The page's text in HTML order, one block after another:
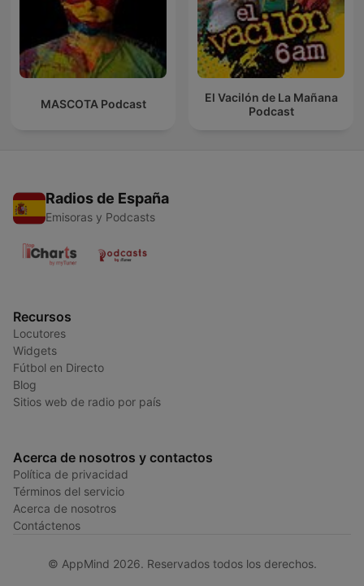
MASCOTA Podcast
El Vacilón de La Mañana
Podcast
Radios de España
Emisoras y Podcasts
Recursos
Locutores
Widgets
Fútbol en Directo
Blog
Sitios web de radio por país
Acerca de nosotros y contactos
Política de privacidad
Términos del servicio
Acerca de nosotros
Contáctenos
© AppMind 2026. Reservados todos los derechos.